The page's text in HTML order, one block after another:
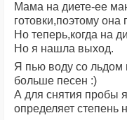
Мама на диете-ее
готовки,поэтому она
Но теперь,когда на
Но я нашла выход.
Я пью воду со
больше песен :)
А для снятия пробы
определяет степень